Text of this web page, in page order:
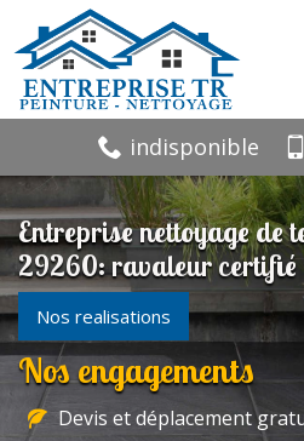
indisponible
Entreprise nettoyage de
29260: ravaleur certifié
Nos realisations
Nos engagements
Devis et déplacement